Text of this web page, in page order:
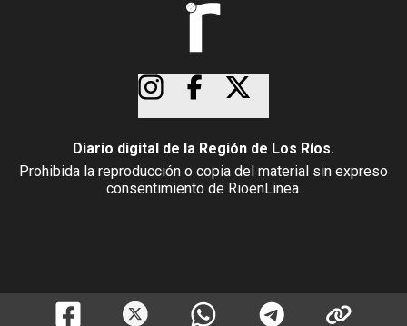
Diario digital de la Región de Los Ríos.
Prohibida la reproducción o copia del material sin expreso
consentimiento de RioenLinea.